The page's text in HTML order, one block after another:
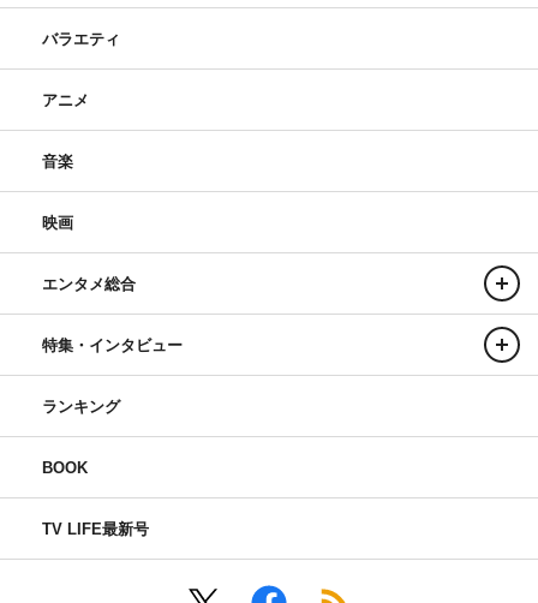
バラエティ
アニメ
音楽
映画
エンタメ総合
特集・インタビュー
ランキング
BOOK
TV LIFE最新号